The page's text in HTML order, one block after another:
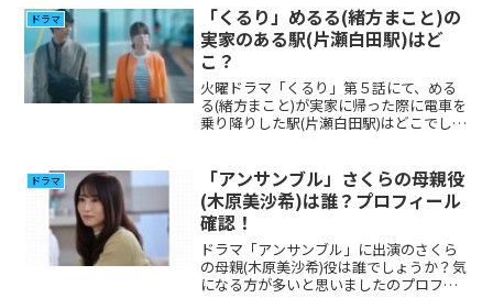
ドラマ
「くるり」めるる(緒方まこと)の
実家のある駅(片瀬白田駅)はど
こ？
火曜ドラマ「くるり」第５話にて、める
る(緒方まこと)が実家に帰った際に電車を
乗り降りした駅(片瀬白田駅)はどこでしょ
楓珠(朝日結生)がベンチに座って電車を待
っていた姿は素敵でしたね。
ドラマ
「アンサンブル」さくらの母親役
(木原美沙希)は誰？プロフィール
確認！
ドラマ「アンサンブル」に出演のさくら
の母親(木原美沙希)役は誰でしょうか？気
になる方が多いと思いましたのプロフィ